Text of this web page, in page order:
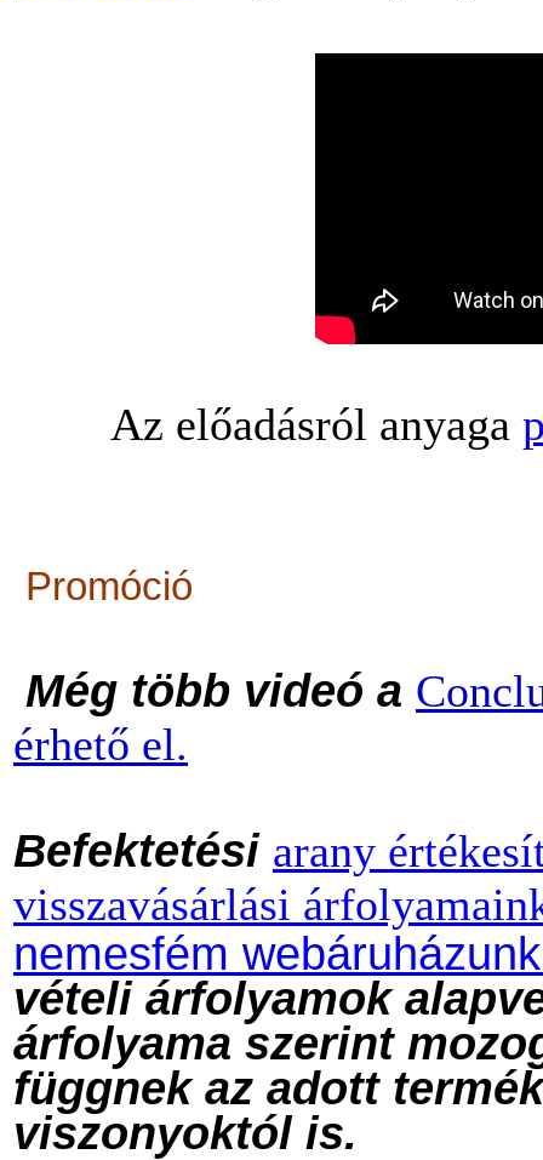
Az előadásról anyaga
Promóció
Még több videó a
érhető el.
Befektetési arany
visszavásárlási
nemesfém
vételi árfolyamok
árfolyama szerint
függnek az adott
viszonyoktól is.